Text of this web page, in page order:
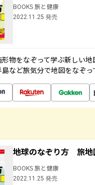
BOOKS 旅と健康
2022.11.25 発売
物をなぞって学ぶ新しい
など旅気分で地図をなぞっ
地球のなぞり方 旅
BOOKS 旅と健康
2022.11.25 発売